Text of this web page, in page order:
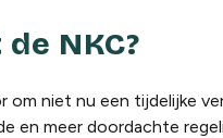
NKC?
om niet nu een tijdelijke
en meer doordachte